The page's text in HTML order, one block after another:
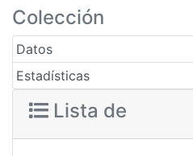
Colección
Datos
Estadísticas
Lista de